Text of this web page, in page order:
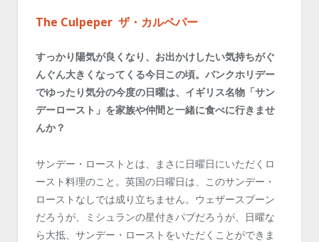
The Culpeper ザ・カルペパー
すっかり陽気が良くなり、お出かけしたい気持ちがぐ
んぐん大きくなってくる今日この頃。バンクホリデー
でゆったり気分の今度の日曜は、イギリス名物「サン
デーロースト」を家族や仲間と一緒に食べに行きませ
んか？
サンデー・ローストとは、まさに日曜日にいただくロ
ースト料理のこと。英国の日曜日は、このサンデー・
ローストなしでは成り立ちません。ウェザースプーン
だろうが、ミシュランの星付きパブだろうが、日曜な
ら大抵、サンデー・ローストをいただくことができま